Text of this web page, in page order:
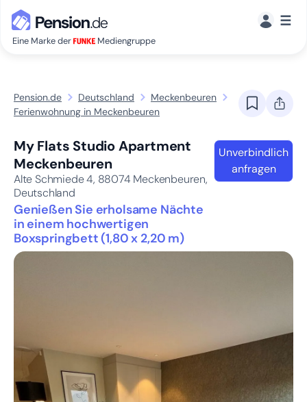
Eine Marke der Mediengruppe
☰
Pension.de Deutschland
Meckenbeuren
Ferienwohnung in Meckenbeuren
My Flats Studio Apartment
Meckenbeuren
Alte Schmiede 4, 88074 Meckenbeuren,
Deutschland
Genießen Sie erholsame Nächte
in einem hochwertigen
Boxspringbett (1,80 x 2,20 m)
Unverbindlich
anfragen